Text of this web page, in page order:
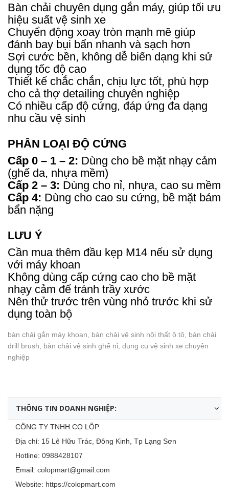
Bàn chải chuyên dụng gắn máy, giúp tối ưu
hiệu suất vệ sinh xe
Chuyển động xoay tròn mạnh mẽ giúp
đánh bay bụi bẩn nhanh và sạch hơn
Sợi cước bền, không dễ biến dạng khi sử
dụng tốc độ cao
Thiết kế chắc chắn, chịu lực tốt, phù hợp
cho cả thợ detailing chuyên nghiệp
Có nhiều cấp độ cứng, đáp ứng đa dạng
nhu cầu vệ sinh
PHÂN LOẠI ĐỘ CỨNG
Cấp 0 – 1 – 2: Dùng cho bề mặt nhạy cảm
(ghế da, nhựa mềm)
Cấp 2 – 3: Dùng cho nỉ, nhựa, cao su mềm
Cấp 4: Dùng cho cao su cứng, bề mặt bám
bẩn nặng
LƯU Ý
Cần mua thêm đầu kẹp M14 nếu sử dụng
với máy khoan
Không dùng cấp cứng cao cho bề mặt
nhạy cảm để tránh trầy xước
Nên thử trước trên vùng nhỏ trước khi sử
dụng toàn bộ
bàn chải gắn máy khoan, bàn chải vệ sinh nội thất ô tô, bàn chải
drill brush, bàn chải vệ sinh ghế nỉ, dụng cụ vệ sinh xe chuyên
nghiệp
THÔNG TIN DOANH NGHIỆP:
CÔNG TY TNHH CỌ LỐP
Địa chỉ: 15 Lê Hữu Trác, Đông Kinh, Tp Lạng Sơn
Hotline: 0988428107
Email: colopmart@gmail.com
Website: https://colopmart.com